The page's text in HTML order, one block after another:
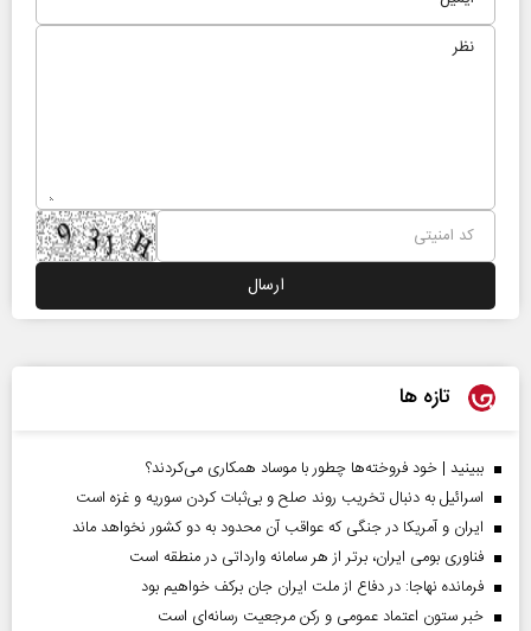
تازه ها
ببینید | خود فروخته‌ها چطور با موساد همکاری می‌کردند؟
اسرائیل به دنبال تخریب روند صلح و بی‌ثبات کردن سوریه و غزه است
ایران و آمریکا در جنگی که عواقب آن محدود به دو کشور نخواهد ماند
فناوری بومی ایران، برتر از هر سامانه وارداتی در منطقه است
فرمانده نهاجا: در دفاع از ملت ایران جان برکف خواهیم بود
خبر ستون اعتماد عمومی و رکن مرجعیت رسانه‌ای است